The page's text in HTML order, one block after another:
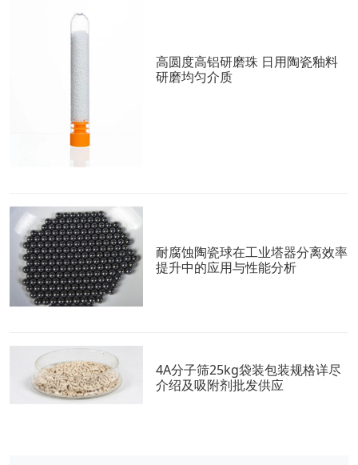
高圆度高铝研磨珠 日用陶瓷釉料
研磨均匀介质
耐腐蚀陶瓷球在工业塔器分离效率
提升中的应用与性能分析
4A分子筛25kg袋装包装规格详尽
介绍及吸附剂批发供应